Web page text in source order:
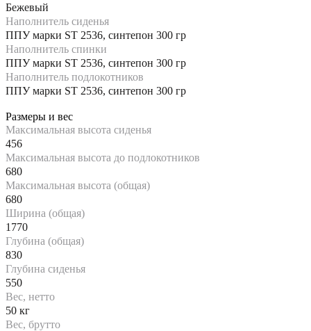
Бежевый
Наполнитель сиденья
ППУ марки ST 2536, синтепон 300 гр
Наполнитель спинки
ППУ марки ST 2536, синтепон 300 гр
Наполнитель подлокотников
ППУ марки ST 2536, синтепон 300 гр
Размеры и вес
Максимальная высота сиденья
456
Максимальная высота до подлокотников
680
Максимальная высота (общая)
680
Ширина (общая)
1770
Глубина (общая)
830
Глубина сиденья
550
Вес, нетто
50 кг
Вес, брутто